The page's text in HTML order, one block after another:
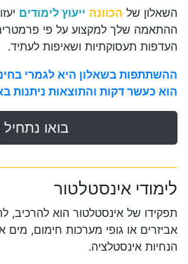
השאלון של הכוונה ייעוץ לימודים
ההתאמה שלך למקצוע על פי
העדפות תעסוקתיות ושאיפות לעתיד.
ההשתתפות בשאלון היא לגמרי
הוא כעשר דקות והתוצאות ניתנות
בואו נתחיל
לימודי אינסטלטור
תפקידו של אינסטלטור הוא להרכיב,
אביזרים או גופי מערכות חימום, מים
הנחיות אינסטלציה.